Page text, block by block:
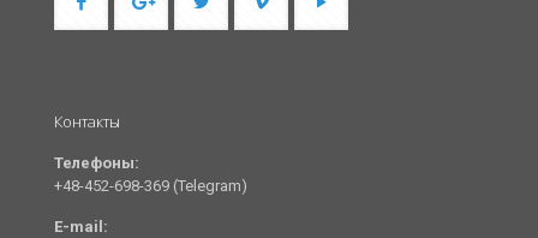
Контакты
Телефоны:
+48-452-698-369 (Telegram)
E-mail: